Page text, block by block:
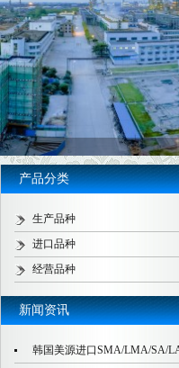
产品分类
生产品种
进口品种
经营品种
新闻资讯
韩国美源进口SMA/LMA/SA/